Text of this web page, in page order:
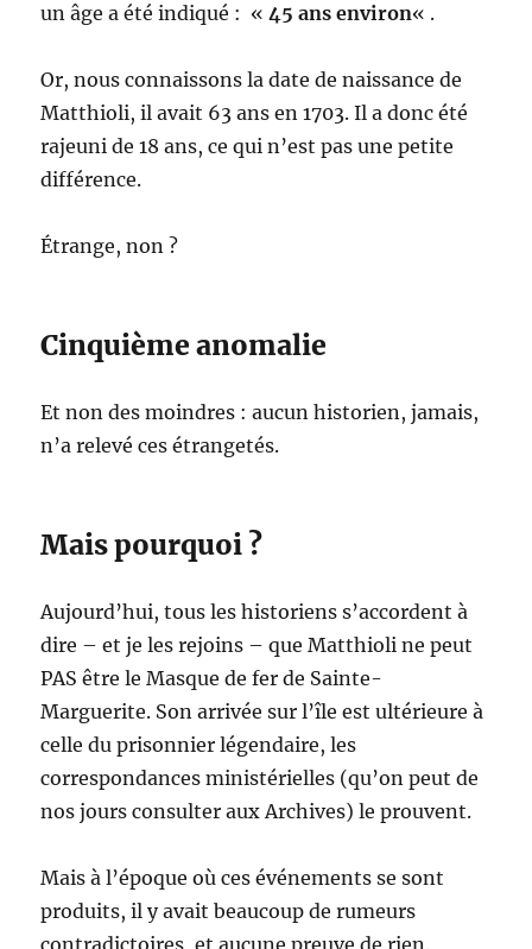
un âge a été indiqué : «45 ans environ« .
Or, nous connaissons la date de naissance de
Matthioli, il avait 63 ans en 1703. Il a donc été
rajeuni de 18 ans, ce qui n’est pas une petite
différence.
Étrange, non ?
Cinquième anomalie
Et non des moindres : aucun historien, jamais,
n’a relevé ces étrangetés.
Mais pourquoi ?
Aujourd’hui, tous les historiens s’accordent à
dire – et je les rejoins – que Matthioli ne peut
PAS être le Masque de fer de Sainte-
Marguerite. Son arrivée sur l’île est ultérieure à
celle du prisonnier légendaire, les
correspondances ministérielles (qu’on peut de
nos jours consulter aux Archives) le prouvent.
Mais à l’époque où ces événements se sont
produits, il y avait beaucoup de rumeurs